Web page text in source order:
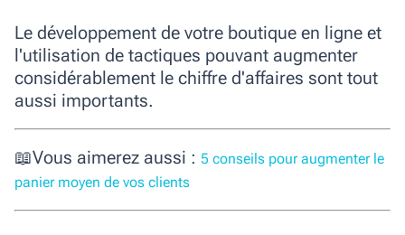
Le développement de votre boutique en ligne et
l'utilisation de tactiques pouvant augmenter
considérablement le chiffre d'affaires sont tout
aussi importants.
📖Vous aimerez aussi : 5 conseils pour augmenter le
panier moyen de vos clients